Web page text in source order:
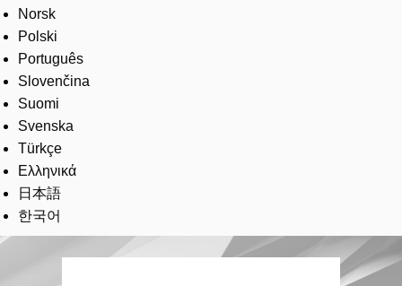
Norsk
Polski
Português
Slovenčina
Suomi
Svenska
Türkçe
Ελληνικά
日本語
한국어